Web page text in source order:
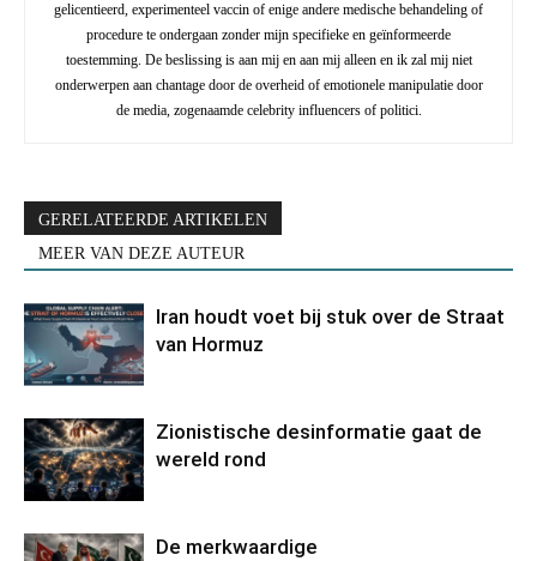
gelicentieerd, experimenteel vaccin of enige andere medische behandeling of
procedure te ondergaan zonder mijn specifieke en geïnformeerde
toestemming. De beslissing is aan mij en aan mij alleen en ik zal mij niet
onderwerpen aan chantage door de overheid of emotionele manipulatie door
de media, zogenaamde celebrity influencers of politici.
GERELATEERDE ARTIKELEN
MEER VAN DEZE AUTEUR
Iran houdt voet bij stuk over de Straat
van Hormuz
Zionistische desinformatie gaat de
wereld rond
De merkwaardige